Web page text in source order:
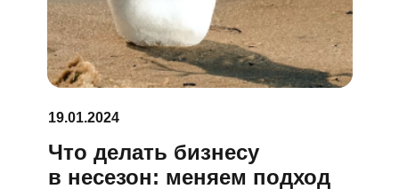
Что делать бизнесу
в несезон: меняем подход
19.01.2024